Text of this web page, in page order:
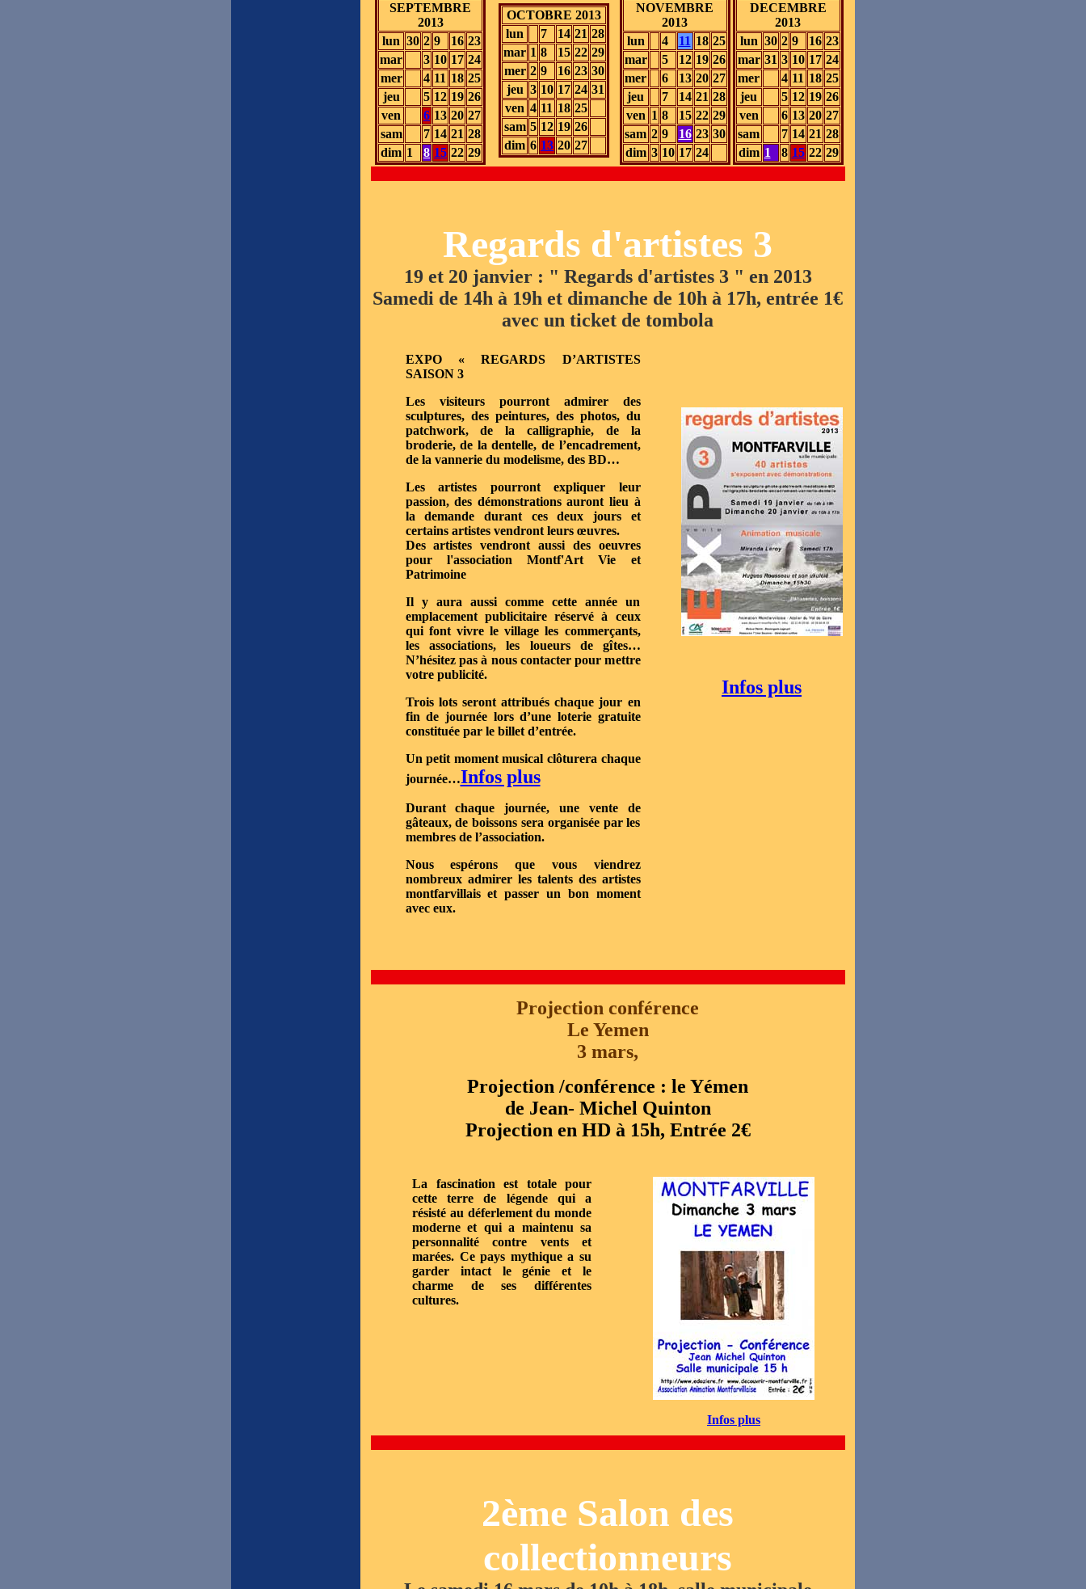
SEPTEMBRE
2013
lun 30 2 9 16 23
mar
3 10 17 24
mer
4 11 18 25
jeu
5 12 19 26
ven
6 13 20 27
sam
7 14 21 28
dim 1 8 15 22 29
OCTOBRE 2013
lun
7 14 21 28
mar 1 8 15 22 29
mer 2 9 16 23 30
jeu 3 10 17 24 31
ven 4 11 18 25
sam 5 12 19 26
dim 6 13 20 27
NOVEMBRE
2013
lun
4 11 18 25
mar
5 12 19 26
mer
6 13 20 27
jeu
7 14 21 28
ven 1 8 15 22 29
sam 2 9 16 23 30
dim 3 10 17 24
DECEMBRE
2013
lun 30 2 9 16 23
mar 31 3 10 17 24
mer
4 11 18 25
jeu
5 12 19 26
ven
6 13 20 27
sam
7 14 21 28
dim 1 8 15 22 29
Regards d'artistes 3
19 et 20 janvier : " Regards d'artistes 3 " en 2013
Samedi de 14h à 19h et dimanche de 10h à 17h, entrée 1€
avec un ticket de tombola
EXPO « REGARDS D’ARTISTES
SAISON 3
Les visiteurs pourront admirer des
sculptures, des peintures, des photos, du
patchwork, de la calligraphie, de la
broderie, de la dentelle, de l’encadrement,
de la vannerie du modelisme, des BD…
Les artistes pourront expliquer leur
passion, des démonstrations auront lieu à
la demande durant ces deux jours et
certains artistes vendront leurs œuvres.
Des artistes vendront aussi des oeuvres
pour l'association Montf'Art Vie et
Patrimoine
Il y aura aussi comme cette année un
emplacement publicitaire réservé à ceux
qui font vivre le village les commerçants,
les associations, les loueurs de gîtes…
N’hésitez pas à nous contacter pour mettre
votre publicité.
Trois lots seront attribués chaque jour en
fin de journée lors d’une loterie gratuite
constituée par le billet d’entrée.
Un petit moment musical clôturera chaque
journée…Infos plus
Durant chaque journée, une vente de
gâteaux, de boissons sera organisée par les
membres de l’association.
Nous espérons que vous viendrez
nombreux admirer les talents des artistes
montfarvillais et passer un bon moment
avec eux.
Infos plus
Projection conférence
Le Yemen
3 mars,
Projection /conférence : le Yémen
de Jean- Michel Quinton
Projection en HD à 15h, Entrée 2€
La fascination est totale pour
cette terre de légende qui a
résisté au déferlement du monde
moderne et qui a maintenu sa
personnalité contre vents et
marées. Ce pays mythique a su
garder intact le génie et le
charme de ses différentes
cultures.
Infos plus
2ème Salon des
collectionneurs